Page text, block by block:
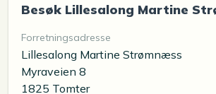
Besøk Lillesalong Martine
Forretningsadresse
Lillesalong Martine Strømnæss
Myraveien 8
1825 Tomter